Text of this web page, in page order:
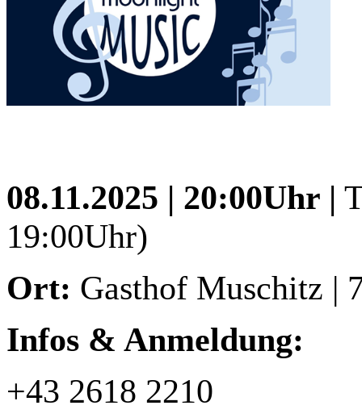
08.11.2025 | 20:00Uhr |
19:00Uhr)
Ort: Gasthof Muschitz |
Infos & Anmeldung:
+43 2618 2210